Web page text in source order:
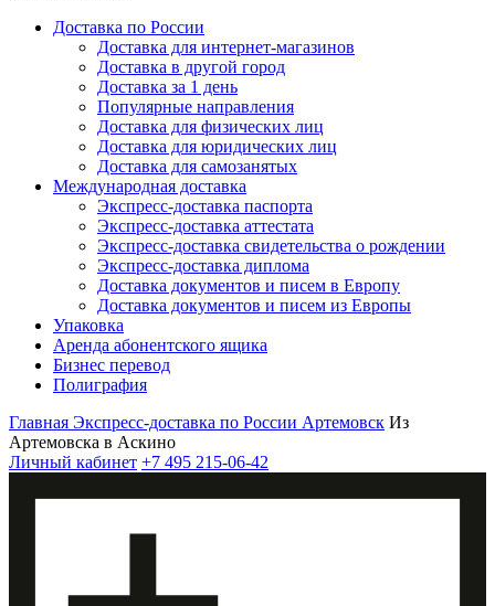
Доставка по России
Доставка для интернет-магазинов
Доставка в другой город
Доставка за 1 день
Популярные направления
Доставка для физических лиц
Доставка для юридических лиц
Доставка для самозанятых
Международная доставка
Экспресс-доставка паспорта
Экспресс-доставка аттестата
Экспресс-доставка свидетельства о рождении
Экспресс-доставка диплома
Доставка документов и писем в Европу
Доставка документов и писем из Европы
Упаковка
Аренда абонентского ящика
Бизнес перевод
Полиграфия
Главная Экспресс-доставка по России Артемовск Из
Артемовска в Аскино
Личный кабинет +7 495 215-06-42